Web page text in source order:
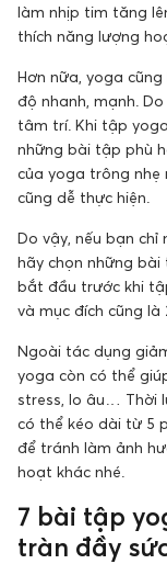
làm nhịp tim tăng
thích năng lượng
Hơn nữa, yoga
độ nhanh, mạnh.
tâm trí. Khi tập
những bài tập phù
của yoga trông nhẹ
cũng dễ thực hiện.
Do vậy, nếu bạn
hãy chọn những
bắt đầu trước khi
và mục đích cũng là
Ngoài tác dụng
yoga còn có thể
stress, lo âu… Thời
có thể kéo dài từ 5
để tránh làm ảnh
hoạt khác nhé.
7 bài tập
tràn đầy